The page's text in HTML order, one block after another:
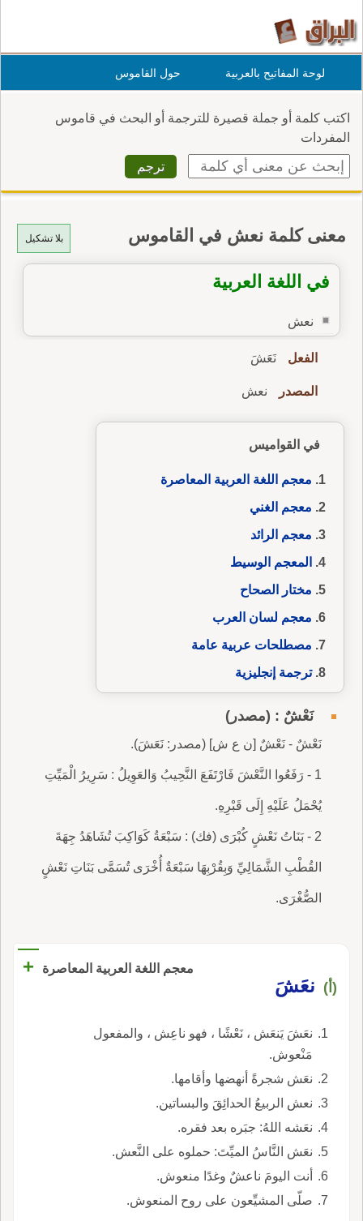
لوحة المفاتيح بالعربية حول القاموس
اكتب كلمة أو جملة قصيرة للترجمة أو البحث في قاموس
المفردات
بلا تشكيل معنى كلمة نعش في القاموس
في اللغة العربية
نعش
الفعل نَعَشَ
المصدر نعش
في القواميس
معجم اللغة العربية المعاصرة
معجم الغني
معجم الرائد
المعجم الوسيط
مختار الصحاح
معجم لسان العرب
مصطلحات عربية عامة
ترجمة إنجليزية
نَعْشٌ : (مصدر)
نَعْشٌ - نَعْشٌ [ن ع ش] (مصدر: نَعَشَ).
1 - رَفَعُوا النَّعْشَ فَارْتَفَعَ النَّحِيبُ وَالعَوِيلُ : سَرِيرُ الْمَيِّتِ
يُحْمَلُ عَلَيْهِ إِلَى قَبْرِهِ.
2 - بَنَاتُ نَعْشٍ كُبْرَى (فك) : سَبْعَةُ كَوَاكِبَ تُشَاهَدُ جِهَةَ
القُطْبِ الشَّمَالِيِّ وَبِقُرْبِهَا سَبْعَةٌ أُخْرَى تُسَمَّى بَنَاتِ نَعْشٍ
الصُّغْرَى.
معجم اللغة العربية المعاصرة +
(أ) نعَشَ
نعَشَ يَنعَش ، نَعْشًا ، فهو ناعِش ، والمفعول
مَنْعوش.
نعَش شجرةً أنهضها وأقامها.
نعش الربيعُ الحدائِقَ والبساتين.
نعَشه اللهُ: جبَره بعد فقره.
نعَش النَّاسُ الميِّتَ: حملوه على النَّعش.
أنت اليومَ ناعشٌ وغدًا منعوش.
صلّى المشيِّعون على روح المنعوش.